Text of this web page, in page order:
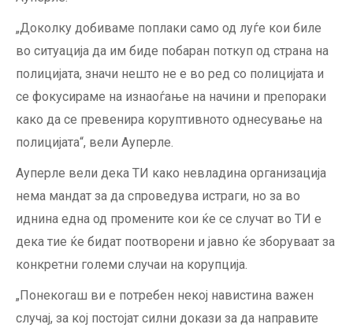
„Доколку добиваме поплаки само од луѓе кои биле
во ситуација да им биде побаран поткуп од страна на
полицијата, значи нешто не е во ред со полицијата и
се фокусираме на изнаоѓање на начини и препораки
како да се превенира коруптивното однесување на
полицијата“, вели Ауперле.
Ауперле вели дека ТИ како невладина организација
нема мандат за да спроведува истраги, но за во
иднина една од промените кои ќе се случат во ТИ е
дека тие ќе бидат поотворени и јавно ќе зборуваат за
конкретни големи случаи на корупција.
„Понекогаш ви е потребен некој навистина важен
случај, за кој постојат силни докази за да направите